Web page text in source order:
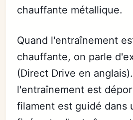
chauffante métallique.
Quand l'entraînement
chauffante, on parle
(Direct Drive en
l'entraînement est
filament est guidé dans